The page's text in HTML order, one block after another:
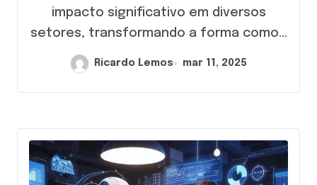
impacto significativo em diversos
setores, transformando a forma como...
Ricardo Lemos mar 11, 2025